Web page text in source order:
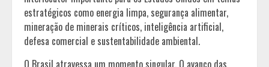
estratégicos como energia limpa, segurança alimentar,
mineração de minerais críticos, inteligência artificial,
defesa comercial e sustentabilidade ambiental.
O Brasil atravessa um momento singular. O avanço das